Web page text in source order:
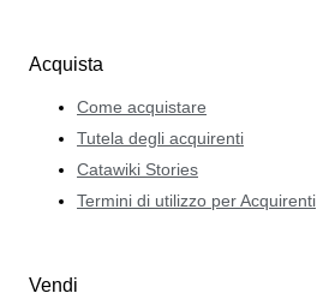
Acquista
Come acquistare
Tutela degli acquirenti
Catawiki Stories
Termini di utilizzo per Acquirenti
Vendi